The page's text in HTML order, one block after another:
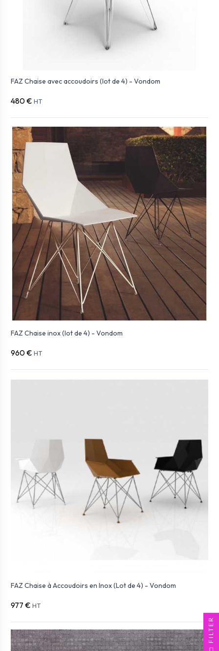
FAZ Chaise avec accoudoirs (lot de 4) - Vondom
480 € HT
FAZ Chaise inox (lot de 4) - Vondom
960 € HT
FAZ Chaise à Accoudoirs en Inox (Lot de 4) - Vondom
977 € HT
FILTER